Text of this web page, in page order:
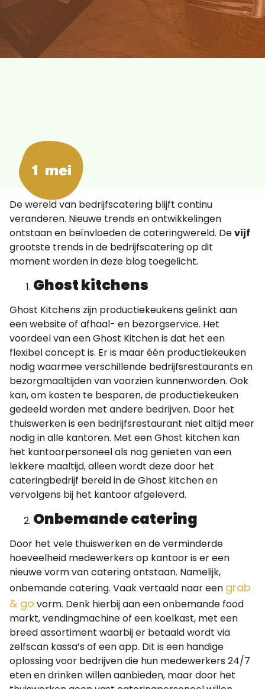
1 mei
De wereld van bedrijfscatering blijft continu
veranderen. Nieuwe trends en ontwikkelingen
ontstaan en beïnvloeden de cateringwereld. Devijf
grootste trends in de bedrijfscatering op dit
moment worden in deze blog toegelicht.
Ghost kitchens
Ghost Kitchens zijn productiekeukens gelinkt aan
een website of afhaal- en bezorgservice. Het
voordeel van een Ghost Kitchen is dat het een
flexibel concept is. Er is maar één productiekeuken
nodig waarmee verschillende bedrijfsrestaurants en
bezorgmaaltijden van voorzien kunnenworden. Ook
kan, om kosten te besparen, de productiekeuken
gedeeld worden met andere bedrijven. Door het
thuiswerken is een bedrijfsrestaurant niet altijd meer
nodig in alle kantoren. Met een Ghost kitchen kan
het kantoorpersoneel als nog genieten van een
lekkere maaltijd, alleen wordt deze door het
cateringbedrijf bereid in de Ghost kitchen en
vervolgens bij het kantoor afgeleverd.
Onbemande catering
Door het vele thuiswerken en de verminderde
hoeveelheid medewerkers op kantoor is er een
nieuwe vorm van catering ontstaan. Namelijk,
onbemande catering. Vaak vertaald naar een grab
& go vorm. Denk hierbij aan een onbemande food
markt, vendingmachine of een koelkast, met een
breed assortiment waarbij er betaald wordt via
zelfscan kassa’s of een app. Dit is een handige
oplossing voor bedrijven die hun medewerkers 24/7
eten en drinken willen aanbieden, maar door het